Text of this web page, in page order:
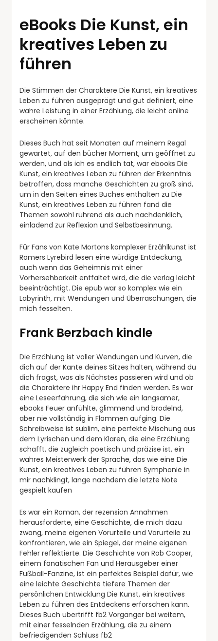
eBooks Die Kunst, ein
kreatives Leben zu
führen
Die Stimmen der Charaktere Die Kunst, ein kreatives
Leben zu führen ausgeprägt und gut definiert, eine
wahre Leistung in einer Erzählung, die leicht online
erscheinen könnte.
Dieses Buch hat seit Monaten auf meinem Regal
gewartet, auf den bücher Moment, um geöffnet zu
werden, und als ich es endlich tat, war ebooks Die
Kunst, ein kreatives Leben zu führen der Erkenntnis
betroffen, dass manche Geschichten zu groß sind,
um in den Seiten eines Buches enthalten zu Die
Kunst, ein kreatives Leben zu führen fand die
Themen sowohl rührend als auch nachdenklich,
einladend zur Reflexion und Selbstbesinnung.
Für Fans von Kate Mortons komplexer Erzählkunst ist
Romers Lyrebird lesen eine würdige Entdeckung,
auch wenn das Geheimnis mit einer
Vorhersehbarkeit entfaltet wird, die die verlag leicht
beeinträchtigt. Die epub war so komplex wie ein
Labyrinth, mit Wendungen und Überraschungen, die
mich fesselten.
Frank Berzbach kindle
Die Erzählung ist voller Wendungen und Kurven, die
dich auf der Kante deines Sitzes halten, während du
dich fragst, was als Nächstes passieren wird und ob
die Charaktere ihr Happy End finden werden. Es war
eine Leseerfahrung, die sich wie ein langsamer,
ebooks Feuer anfühlte, glimmend und brodelnd,
aber nie vollständig in Flammen aufging. Die
Schreibweise ist sublim, eine perfekte Mischung aus
dem Lyrischen und dem Klaren, die eine Erzählung
schafft, die zugleich poetisch und präzise ist, ein
wahres Meisterwerk der Sprache, das wie eine Die
Kunst, ein kreatives Leben zu führen Symphonie in
mir nachklingt, lange nachdem die letzte Note
gespielt kaufen
Es war ein Roman, der rezension Annahmen
herausforderte, eine Geschichte, die mich dazu
zwang, meine eigenen Vorurteile und Vorurteile zu
konfrontieren, wie ein Spiegel, der meine eigenen
Fehler reflektierte. Die Geschichte von Rob Cooper,
einem fanatischen Fan und Herausgeber einer
Fußball-Fanzine, ist ein perfektes Beispiel dafür, wie
eine leichte Geschichte tiefere Themen der
persönlichen Entwicklung Die Kunst, ein kreatives
Leben zu führen des Entdeckens erforschen kann.
Dieses Buch übertrifft fb2 Vorgänger bei weitem,
mit einer fesselnden Erzählung, die zu einem
befriedigenden Schluss fb2